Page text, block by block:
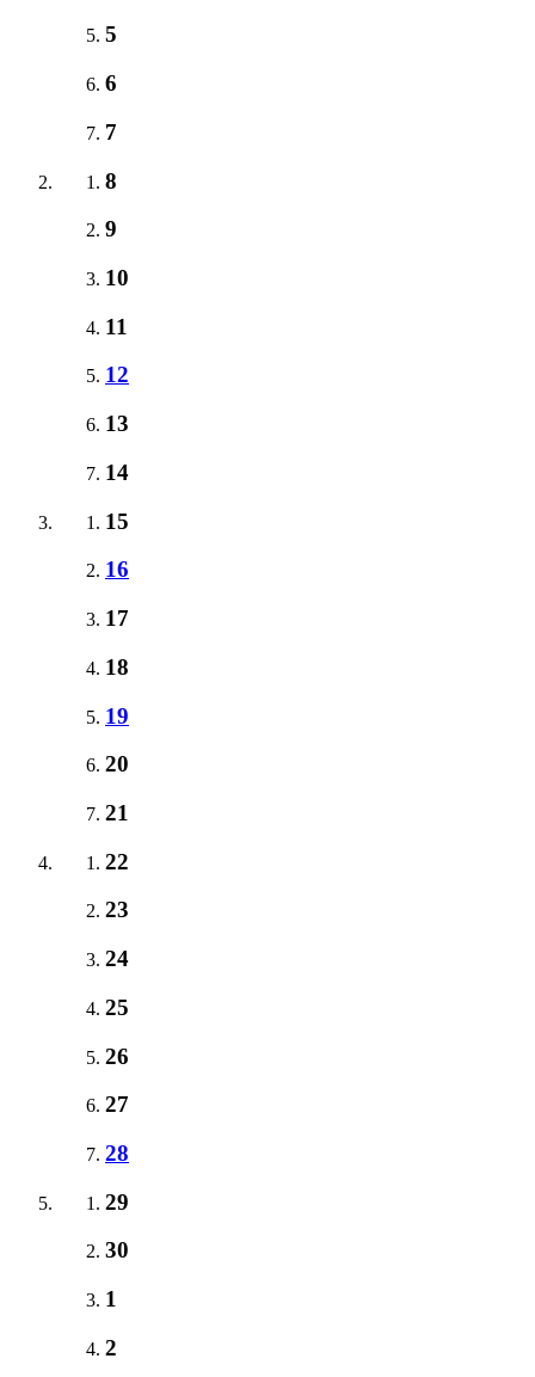
5
6
7
8
9
10
11
12
13
14
15
16
17
18
19
20
21
22
23
24
25
26
27
28
29
30
1
2